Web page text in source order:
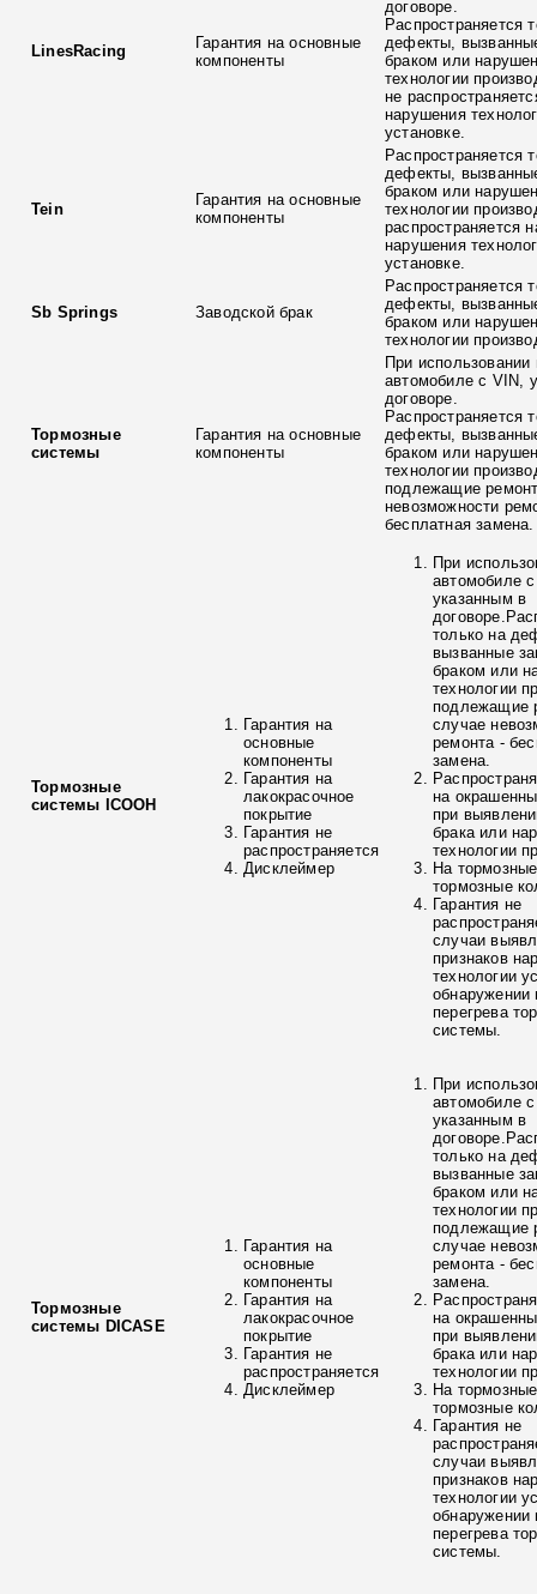
LinesRacing
Гарантия на основные
компоненты
договоре.
Распространяется
дефекты,
браком или
технологии
не
нарушения
установке.
Tein
Гарантия на основные
компоненты
Распространяется
дефекты,
браком или
технологии
распространяется
нарушения
установке.
Sb Springs Заводской брак
Распространяется
дефекты,
браком или
технологии
Тормозные
системы
Гарантия на основные
компоненты
При использовании
автомобиле с VIN,
договоре.
Распространяется
дефекты,
браком или
технологии
подлежащие
невозможности
бесплатная замена.
Тормозные
системы ICOOH
Гарантия на
основные
компоненты
Гарантия на
лакокрасочное
покрытие
Гарантия не
распространяется
Дисклеймер
При
автомобиле
указанным в
только на
вызванные
браком или
технологии
подлежащие
случае
ремонта -
замена.
на
при
брака или
технологии
На
тормозные
Гарантия не
случаи
признаков
технологии
обнаружении
перегрева
системы.
Тормозные
системы DICASE
Гарантия на
основные
компоненты
Гарантия на
лакокрасочное
покрытие
Гарантия не
распространяется
Дисклеймер
При
автомобиле
указанным в
только на
вызванные
браком или
технологии
подлежащие
случае
ремонта -
замена.
на
при
брака или
технологии
На
тормозные
Гарантия не
случаи
признаков
технологии
обнаружении
перегрева
системы.